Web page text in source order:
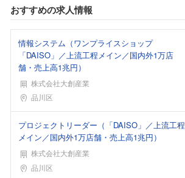
おすすめの求人情報
情報システム（ワンプライスショップ
「DAISO」／上流工程メイン／国内外1万店
舗・売上高1兆円）
株式会社大創産業
勤務地品川区
プロジェクトリーダー（「DAISO」／上流工程
メイン／国内外1万店舗・売上高1兆円）
株式会社大創産業
勤務地品川区